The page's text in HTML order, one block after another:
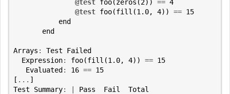
@test foo(zeros (2)) == 4
@test foo(fill (1.0, 4)) == 15
end
end
Arrays : Test
Failed
Expression: foo(fill (1.0, 4)) == 15
Evaluated: 16 == 15
[ ... ]
Test
Summary: | Pass Fail
Total